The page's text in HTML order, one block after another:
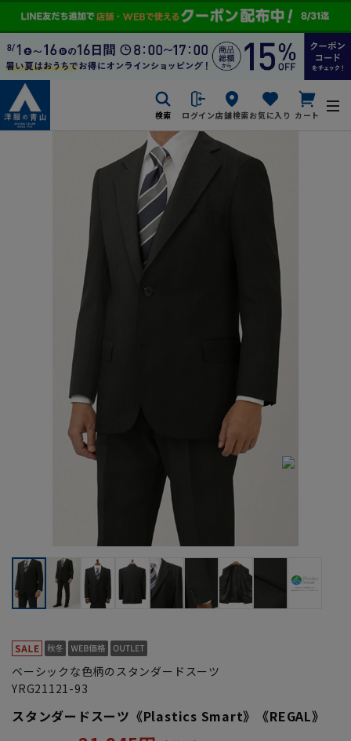
検索 ログイン店舗検索お気に入り カート
ベーシックな色柄のスタンダードスーツ
YRG21121-93
スタンダードスーツ《Plastics Smart》《REGAL》